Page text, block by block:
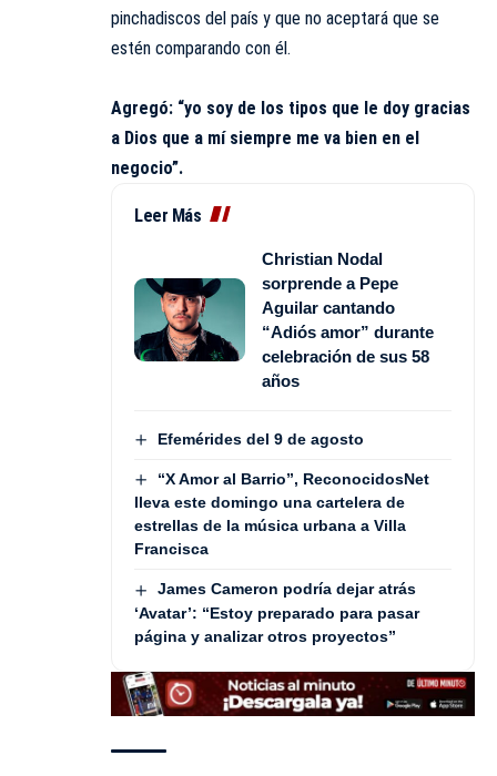
pinchadiscos del país y que no aceptará que se
estén comparando con él.
Agregó: “yo soy de los tipos que le doy gracias
a Dios que a mí siempre me va bien en el
negocio”.
Leer Más
Christian Nodal
sorprende a Pepe
Aguilar cantando
“Adiós amor” durante
celebración de sus 58
años
Efemérides del 9 de agosto
“X Amor al Barrio”, ReconocidosNet
lleva este domingo una cartelera de
estrellas de la música urbana a Villa
Francisca
James Cameron podría dejar atrás
‘Avatar’: “Estoy preparado para pasar
página y analizar otros proyectos”